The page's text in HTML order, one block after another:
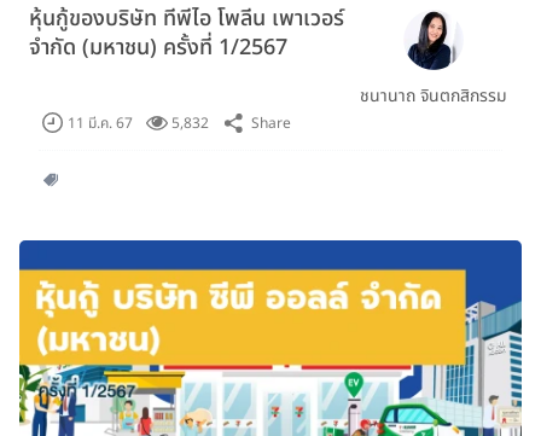
หุ้นกู้ของบริษัท ทีพีไอ โพลีน เพาเวอร์
จำกัด (มหาชน) ครั้งที่ 1/2567
ชนานาถ จินตกสิกรรม
11 มี.ค. 67 5,832 Share